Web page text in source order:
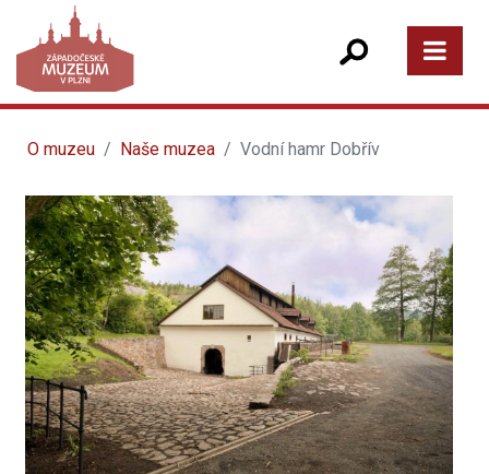
O muzeu Naše muzea Vodní hamr Dobřív